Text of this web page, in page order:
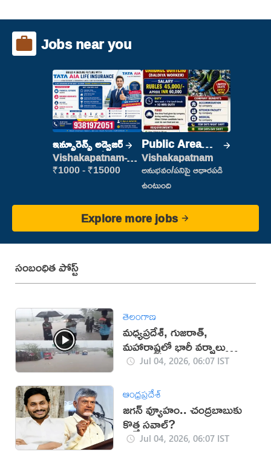
Jobs near you
ఇన్సూరెన్స్ అడ్వైజర్
Vishakapatnam-
new
₹1000 - ₹15000
Public Area
Cleaner
Vishakapatnam
అనుభవం/పనిపై ఆధారపడి
ఉంటుంది
Explore more jobs
సంబంధిత పోస్ట్
తెలంగాణ
మధ్యప్రదేశ్, గుజరాత్,
మహారాష్ట్రలో భారీ వర్షాలు
(వీడియో)
Jul 04, 2026, 06:07 IST
ఆంధ్రప్రదేశ్
జగన్ వ్యూహం.. చంద్రబాబుకు
కొత్త సవాల్?
Jul 04, 2026, 06:07 IST